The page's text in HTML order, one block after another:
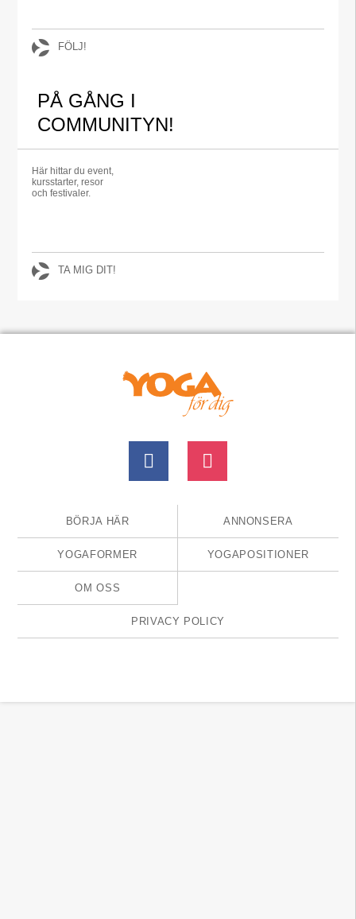
FÖLJ!
PÅ GÅNG I
COMMUNITYN!
Här hittar du event,
kursstarter, resor
och festivaler.
TA MIG DIT!
BÖRJA HÄR ANNONSERA
YOGAFORMER YOGAPOSITIONER
OM OSS
PRIVACY POLICY